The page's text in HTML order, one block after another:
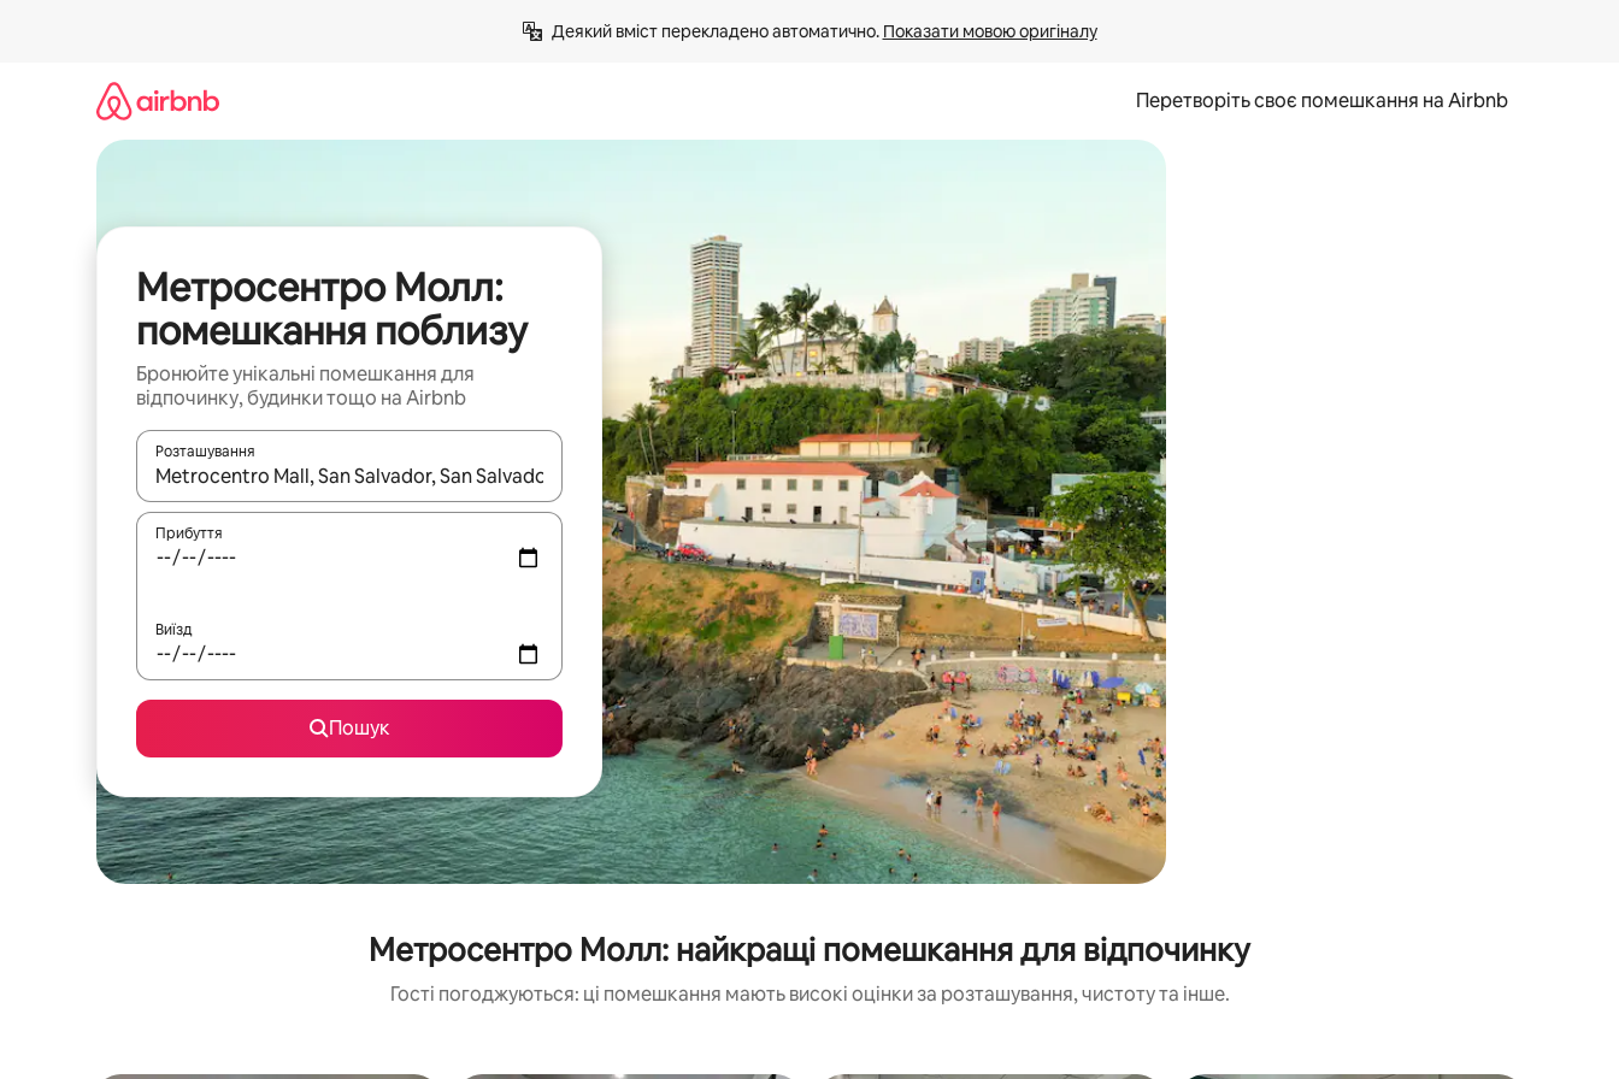
Деякий вміст перекладено автоматично. Показати мовою оригіналу
Перетворіть своє помешкання на Airbnb
Метросентро Молл:
помешкання поблизу
Бронюйте унікальні помешкання для
відпочинку, будинки тощо на Airbnb
Розташування
Отримавши результати пошуку, використовуйте для навігації сторінкою клавіші зі стрілками вгору та вниз або жести дотику та гортання.
Прибуття
Виїзд
Пошук
Метросентро Молл: найкращі помешкання для відпочинку
Гості погоджуються: ці помешкання мають високі оцінки за розташування, чистоту та інше.